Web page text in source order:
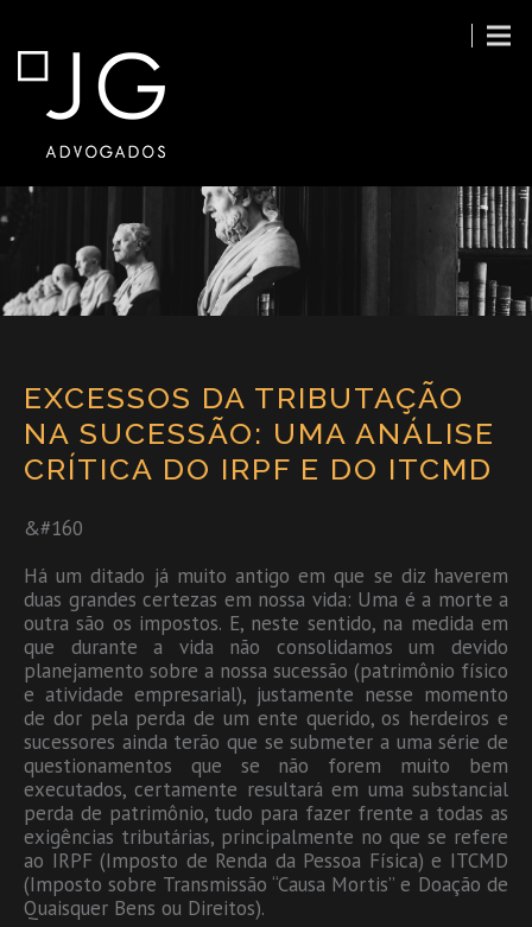
EXCESSOS DA TRIBUTAÇÃO
NA SUCESSÃO: UMA ANÁLISE
CRÍTICA DO IRPF E DO ITCMD
&#160
Há um ditado já muito antigo em que se diz haverem
duas grandes certezas em nossa vida: Uma é a morte a
outra são os impostos. E, neste sentido, na medida em
que durante a vida não consolidamos um devido
planejamento sobre a nossa sucessão (patrimônio físico
e atividade empresarial), justamente nesse momento
de dor pela perda de um ente querido, os herdeiros e
sucessores ainda terão que se submeter a uma série de
questionamentos que se não forem muito bem
executados, certamente resultará em uma substancial
perda de patrimônio, tudo para fazer frente a todas as
exigências tributárias, principalmente no que se refere
ao IRPF (Imposto de Renda da Pessoa Física) e ITCMD
(Imposto sobre Transmissão “Causa Mortis” e Doação de
Quaisquer Bens ou Direitos).